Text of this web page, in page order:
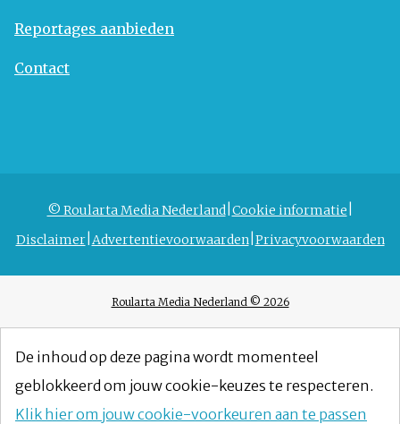
Reportages aanbieden
Contact
© Roularta Media Nederland Cookie informatie
Disclaimer Advertentievoorwaarden Privacyvoorwaarden
Roularta Media Nederland © 2026
De inhoud op deze pagina wordt momenteel
geblokkeerd om jouw cookie-keuzes te respecteren.
Klik hier om jouw cookie-voorkeuren aan te passen